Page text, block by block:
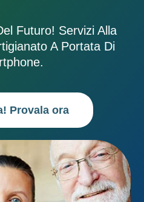
Futuro! Servizi Alla
A Portata Di
Provala ora